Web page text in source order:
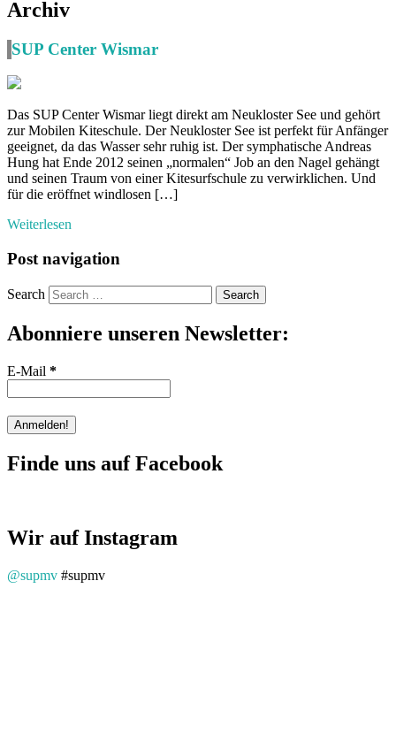
Archiv
SUP Center Wismar
Das SUP Center Wismar liegt direkt am Neukloster See und gehört
zur Mobilen Kiteschule. Der Neukloster See ist perfekt für Anfänger
geeignet, da das Wasser sehr ruhig ist. Der symphatische Andreas
Hung hat Ende 2012 seinen „normalen“ Job an den Nagel gehängt
und seinen Traum von einer Kitesurfschule zu verwirklichen. Und
für die eröffnet windlosen […]
Weiterlesen
Post navigation
Search
Abonniere unseren Newsletter:
E-Mail *
Finde uns auf Facebook
Wir auf Instagram
@supmv #supmv